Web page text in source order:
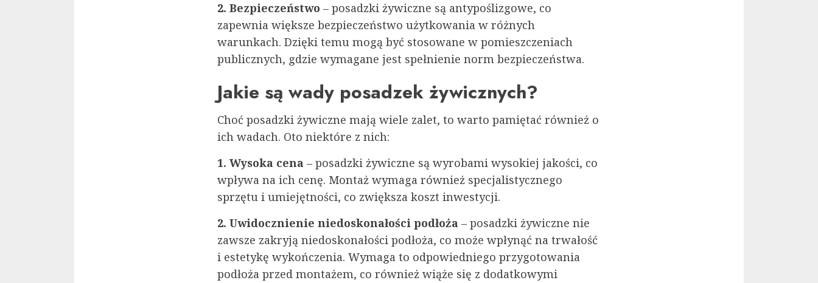
2. Bezpieczeństwo – posadzki żywiczne są antypoślizgowe, co
zapewnia większe bezpieczeństwo użytkowania w różnych
warunkach. Dzięki temu mogą być stosowane w pomieszczeniach
publicznych, gdzie wymagane jest spełnienie norm bezpieczeństwa.
Jakie są wady posadzek żywicznych?
Choć posadzki żywiczne mają wiele zalet, to warto pamiętać również o
ich wadach. Oto niektóre z nich:
1. Wysoka cena – posadzki żywiczne są wyrobami wysokiej jakości, co
wpływa na ich cenę. Montaż wymaga również specjalistycznego
sprzętu i umiejętności, co zwiększa koszt inwestycji.
2. Uwidocznienie niedoskonałości podłoża – posadzki żywiczne nie
zawsze zakryją niedoskonałości podłoża, co może wpłynąć na trwałość
i estetykę wykończenia. Wymaga to odpowiedniego przygotowania
podłoża przed montażem, co również wiąże się z dodatkowymi